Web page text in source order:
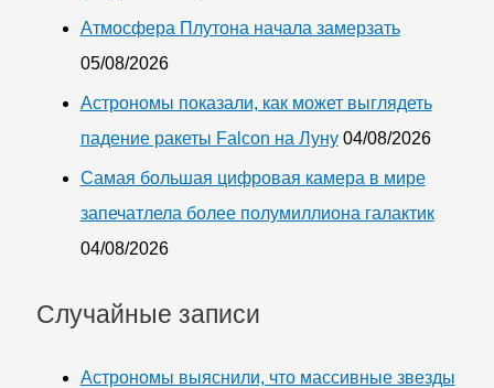
Атмосфера Плутона начала замерзать
05/08/2026
Астрономы показали, как может выглядеть
падение ракеты Falcon на Луну 04/08/2026
Самая большая цифровая камера в мире
запечатлела более полумиллиона галактик
04/08/2026
Случайные записи
Астрономы выяснили, что массивные звезды